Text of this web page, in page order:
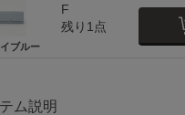
ブルー
F
残り1点
ム説明